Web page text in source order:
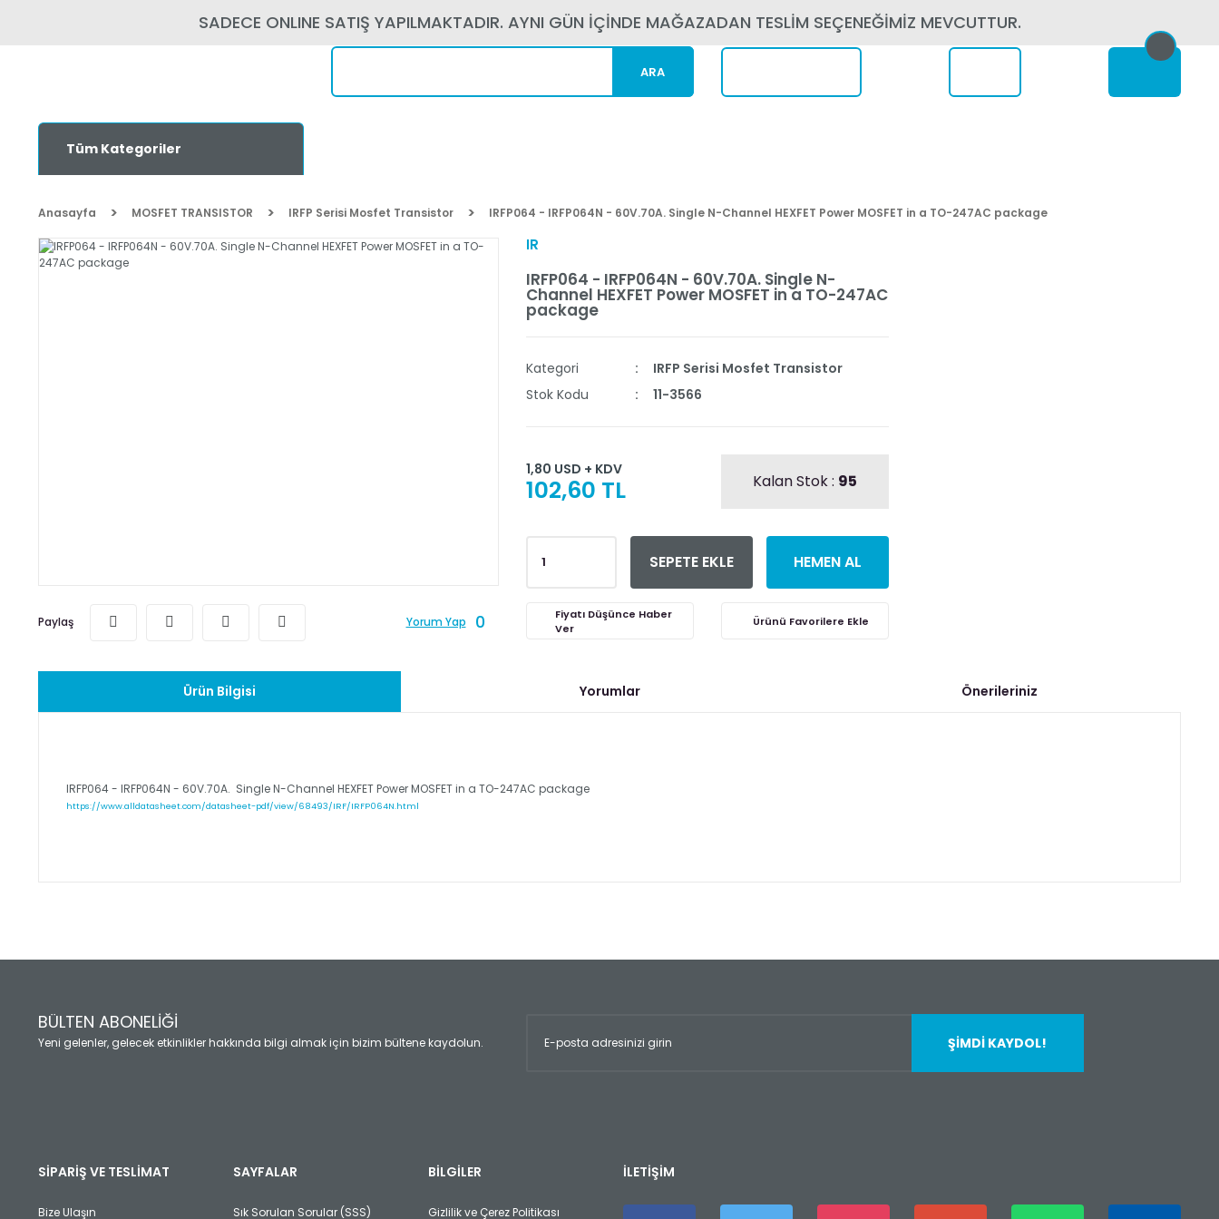
SADECE ONLINE SATIŞ YAPILMAKTADIR. AYNI GÜN İÇİNDE MAĞAZADAN TESLİM SEÇENEĞİMİZ MEVCUTTUR.
ARA
Tüm Kategoriler
Anasayfa MOSFET TRANSISTOR IRFP Serisi Mosfet Transistor IRFP064 - IRFP064N - 60V.70A. Single N-Channel HEXFET Power MOSFET in a TO-247AC package
Paylaş Yorum Yap 0
IR
IRFP064 - IRFP064N - 60V.70A. Single N-
Channel HEXFET Power MOSFET in a TO-247AC
package
Kategori
IRFP Serisi Mosfet Transistor
Stok Kodu
11-3566
1,80 USD + KDV
102,60 TL Kalan Stok : 95
SEPETE EKLE HEMEN AL
Fiyatı Düşünce Haber
Ver
Ürün Bilgisi Yorumlar Önerileriniz
IRFP064 - IRFP064N - 60V.70A. Single N-Channel HEXFET Power MOSFET in a TO-247AC package
https://www.alldatasheet.com/datasheet-pdf/view/68493/IRF/IRFP064N.html
Yorum Yaz
Ürün açıklamasında eksik bilgiler bulunuyor.
Ürün fiyatı diğer sitelerden daha pahalı.
Bu ürüne benzer farklı alternatifler olmalı.
BÜLTEN ABONELİĞİ
Yeni gelenler, gelecek etkinlikler hakkında bilgi almak için bizim bültene kaydolun. ŞİMDİ KAYDOL!
SİPARİŞ VE TESLİMAT
Bize Ulaşın
SAYFALAR
Sık Sorulan Sorular (SSS)
BİLGİLER
Gizlilik ve Çerez Politikası
İLETİŞİM